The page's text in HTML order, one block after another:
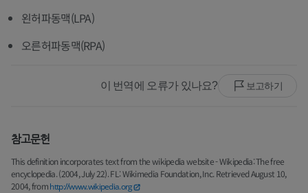
왼허파동맥(LPA)
오른허파동맥(RPA)
이 번역에 오류가 있나요? 보고하기
참고문헌
This definition incorporates text from the wikipedia website - Wikipedia: The free
encyclopedia. (2004, July 22). FL: Wikimedia Foundation, Inc. Retrieved August 10,
2004, fromhttp://www.wikipedia.org